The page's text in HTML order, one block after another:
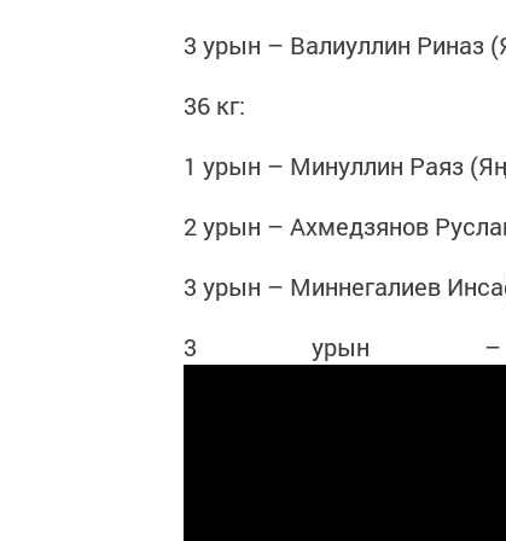
3 урын – Валиуллин Риназ
36 кг:
1 урын – Минуллин Раяз
2 урын – Ахмедзянов
3 урын – Миннегалиев
3 урын –